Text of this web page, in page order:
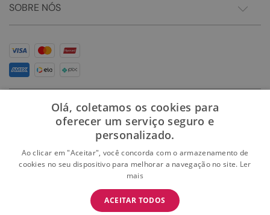
BAIXE O APP
E garanta 15% OFF na primeira compra
SOBRE NÓS
Somos Sonho LTDA - Estrada do Campo D'areia, 182 - Pechincha - Rio de Janeiro/RJ -
Olá, coletamos os cookies para
oferecer um serviço seguro e
personalizado.
Ao clicar em "Aceitar", você concorda com o armazenamento de
cookies no seu dispositivo para melhorar a navegação no site. Ler
mais
ACEITAR TODOS